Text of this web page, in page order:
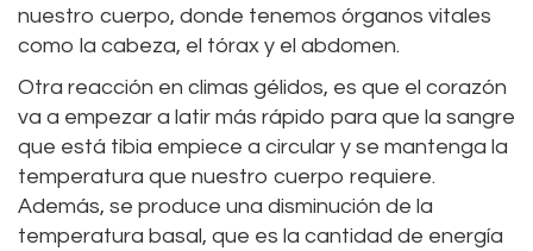
nuestro cuerpo, donde tenemos órganos vitales
como la cabeza, el tórax y el abdomen.
Otra reacción en climas gélidos, es que el corazón
va a empezar a latir más rápido para que la sangre
que está tibia empiece a circular y se mantenga la
temperatura que nuestro cuerpo requiere.
Además, se produce una disminución de la
temperatura basal, que es la cantidad de energía